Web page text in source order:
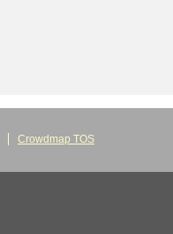
Crowdmap TOS